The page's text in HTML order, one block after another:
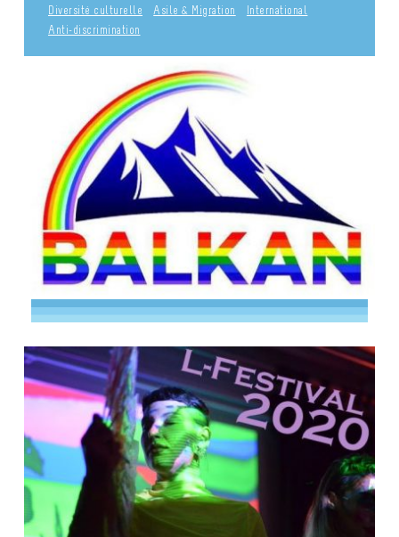
Diversité culturelle Asile & Migration
International
Anti-discrimination